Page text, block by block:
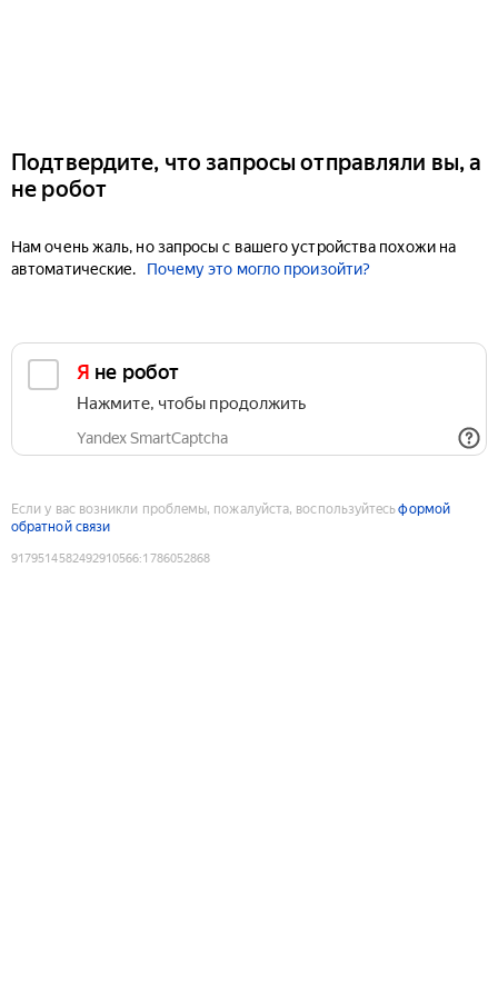
Подтвердите, что запросы отправляли вы, а
не робот
Нам очень жаль, но запросы с вашего устройства похожи на
автоматические.
Почему это могло произойти?
Я не робот
Нажмите, чтобы продолжить
Yandex SmartCaptcha
Если у вас возникли проблемы, пожалуйста, воспользуйтесьформой
обратной связи
9179514582492910566:1786052868